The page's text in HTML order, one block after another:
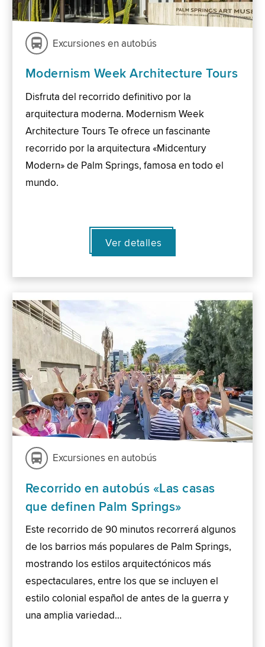
Excursiones en autobús
Modernism Week Architecture Tours
Disfruta del recorrido definitivo por la
arquitectura moderna. Modernism Week
Architecture Tours Te ofrece un fascinante
recorrido por la arquitectura «Midcentury
Modern» de Palm Springs, famosa en todo el
mundo.
Ver detalles
Excursiones en autobús
Recorrido en autobús «Las casas
que definen Palm Springs»
Este recorrido de 90 minutos recorrerá algunos
de los barrios más populares de Palm Springs,
mostrando los estilos arquitectónicos más
espectaculares, entre los que se incluyen el
estilo colonial español de antes de la guerra y
una amplia variedad…